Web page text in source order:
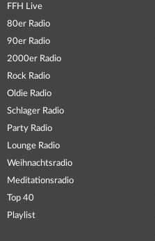
FFH Live
80er Radio
90er Radio
2000er Radio
Rock Radio
Oldie Radio
Schlager Radio
Party Radio
Lounge Radio
Weihnachtsradio
Meditationsradio
Top 40
Playlist